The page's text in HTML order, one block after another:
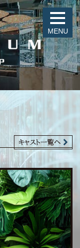
MENU
キャスト一覧へ